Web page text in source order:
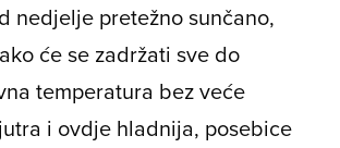
nedjelje pretežno sunčano,
će se zadržati sve do
temperatura bez veće
i ovdje hladnija, posebice